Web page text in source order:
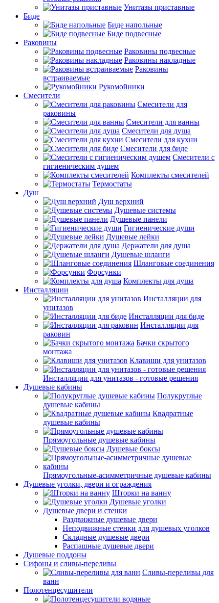
Унитазы приставные
Биде
Биде напольные
Биде подвесные
Раковины
Раковины подвесные
Раковины накладные
Раковины
встраиваемые
Рукомойники
Смесители
Смесители для
раковины
Смесители для ванны
Смесители для душа
Смесители для кухни
Смесители для биде
Смесители с
гигиеническим душем
Комплекты смесителей
Термостаты
Душ
Душ верхний
Душевые системы
Душевые панели
Гигиенические души
Душевые лейки
Держатели для душа
Душевые шланги
Шланговые соединения
Форсунки
Комплекты для душа
Инсталляции
Инсталляции для
унитазов
Инсталляции для биде
Инсталляции для
раковин
Бачки скрытого
монтажа
Клавиши для унитазов
Инсталляции для унитазов - готовые решения
Душевые кабины
Полукруглые
душевые кабины
Квадратные
душевые кабины
Прямоугольные душевые кабины
Душевые боксы
Прямоугольные-асимметричные душевые кабины
Душевые уголки, двери и ограждения
Шторки на ванну
Душевые уголки
Душевые двери и стенки
Раздвижные душевые двери
Неподвижные стенки для душевых уголков
Складные душевые двери
Распашные душевые двери
Душевые поддоны
Сифоны и сливы-переливы
Сливы-переливы для
ванн
Полотенцесушители